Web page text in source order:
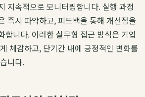
지속적으로 모니터링합니다. 실행 과정
즉시 파악하고, 피드백을 통해 개선점을
합니다. 이러한 실무형 접근 방식은 기업
체감하고, 단기간 내에 긍정적인 변화를
니다.